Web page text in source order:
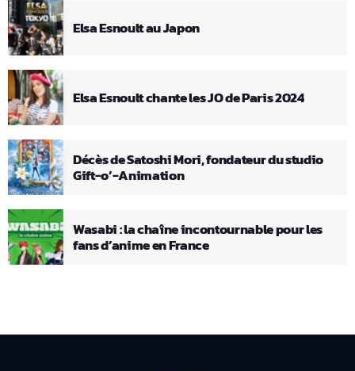
Elsa Esnoult au Japon
Elsa Esnoult chante les JO de Paris 2024
Décès de Satoshi Mori, fondateur du studio
Gift-o’-Animation
Wasabi : la chaîne incontournable pour les
fans d’anime en France